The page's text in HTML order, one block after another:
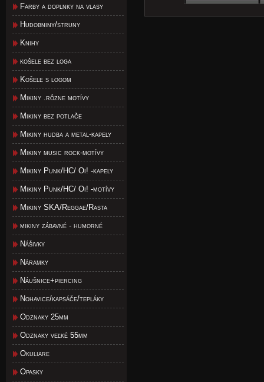
Farby a doplnky na vlasy
Hudobniny/struny
Knihy
košele bez loga
Košele s logom
Mikiny .rôzne motívy
Mikiny bez potlače
Mikiny hudba a metal-kapely
Mikiny music rock-motívy
Mikiny Punk/HC/ Oi! -kapely
Mikiny Punk/HC/ Oi! -motívy
Mikiny SKA/Reggae/Rasta
mikiny zábavné - humorné
Nášivky
Náramky
Náušnice+piercing
Nohavice/kapsáče/tepláky
Odznaky 25mm
Odznaky veľké 55mm
Okuliare
Opasky